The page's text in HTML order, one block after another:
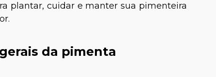
plantar, cuidar e manter sua pimenteira
da pimenta